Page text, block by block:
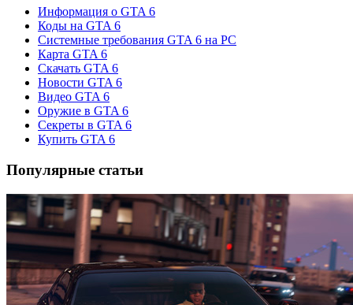
Информация о GTA 6
Коды на GTA 6
Системные требования GTA 6 на PC
Карта GTA 6
Скачать GTA 6
Новости GTA 6
Видео GTA 6
Оружие в GTA 6
Секреты в GTA 6
Купить GTA 6
Популярные статьи